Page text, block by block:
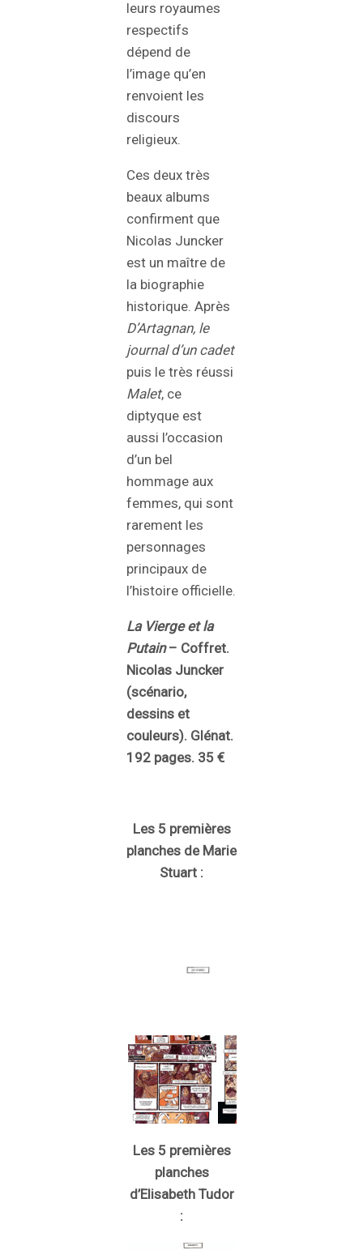
leurs royaumes
respectifs
dépend de
l’image qu’en
renvoient les
discours
religieux.
Ces deux très
beaux albums
confirment que
Nicolas Juncker
est un maître de
la biographie
historique. Après
D’Artagnan, le
journal d’un cadet
puis le très réussi
Malet, ce
diptyque est
aussi l’occasion
d’un bel
hommage aux
femmes, qui sont
rarement les
personnages
principaux de
l’histoire officielle.
La Vierge et la
Putain– Coffret.
Nicolas Juncker
(scénario,
dessins et
couleurs). Glénat.
192 pages. 35 €
Les 5 premières
planches de Marie
Stuart :
Les 5 premières
planches
d’Elisabeth Tudor
: